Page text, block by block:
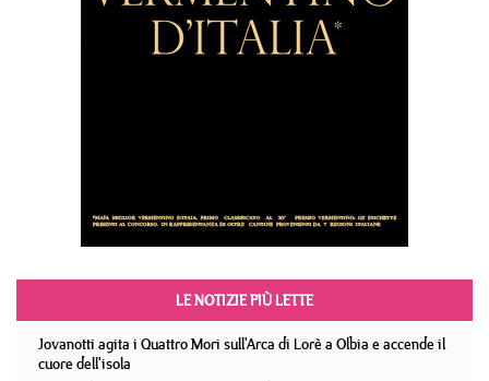
LE NOTIZIE PIÙ LETTE
Jovanotti agita i Quattro Mori sull'Arca di Lorè a Olbia e accende il
cuore dell'isola